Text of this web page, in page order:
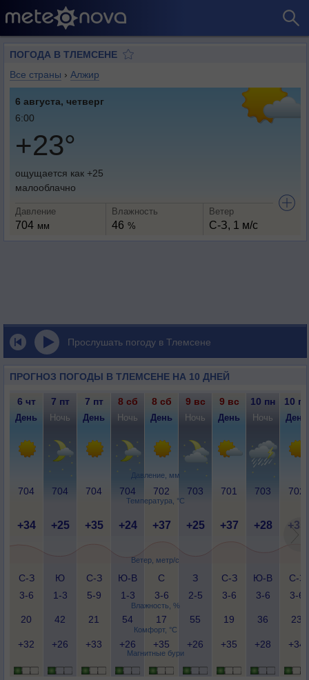
ПОГОДА В ТЛЕМСЕНЕ
Все страны › Алжир
6 августа, четверг
6:00
+23°
ощущается как +25
малооблачно
Давление
704 мм
Влажность
46 %
Ветер
С-З, 1 м/с
Прослушать погоду в Тлемсене
ПРОГНОЗ ПОГОДЫ В ТЛЕМСЕНЕ НА 10 ДНЕЙ
Давление, мм
Температура, °C
Ветер, метр/с
Влажность, %
Комфорт, °C
Магнитные бури
6 чт 7 пт 7 пт 8 сб 8 сб 9 вс 9 вс 10 пн 10 пн
День Ночь День Ночь День Ночь День Ночь День
704 704 704 704 702 703 701 703 702
+34 +25 +35 +24 +37 +25 +37 +28 +35
С-З
3-6
Ю
1-3
С-З
5-9
Ю-В
1-3
С
3-6
З
2-5
С-З
3-6
Ю-В
3-6
С-З
3-6
20 42 21 54 17 55 19 36 23
+32 +26 +33 +26 +35 +26 +35 +28 +34